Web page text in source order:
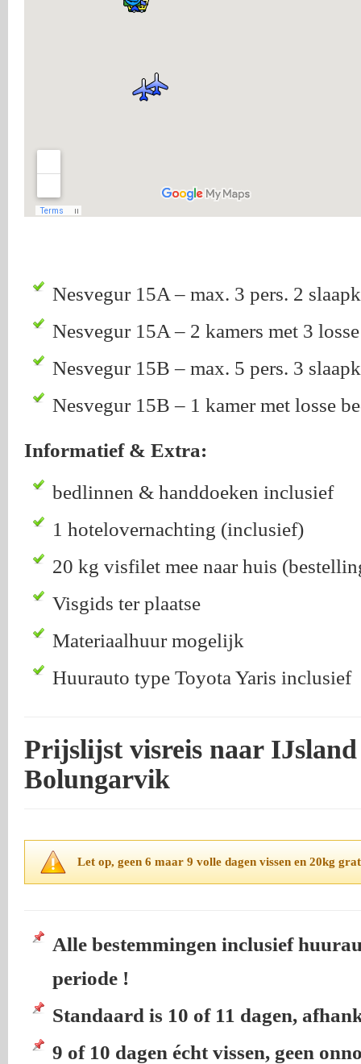
Nesvegur 15A – max. 3 pers. 2
Nesvegur 15A – 2 kamers met 3
Nesvegur 15B – max. 5 pers. 3
Nesvegur 15B – 1 kamer met losse
Informatief & Extra:
bedlinnen & handdoeken inclusief
1 hotelovernachting (inclusief)
20 kg visfilet mee naar huis
Visgids ter plaatse
Materiaalhuur mogelijk
Huurauto type Toyota Yaris inclusief
Prijslijst visreis naar
Bolungarvik
Let op, geen 6 maar 9 volle dagen vissen en 20kg
Alle bestemmingen inclusief
periode !
Standaard is 10 of 11 dagen,
9 of 10 dagen écht vissen, geen